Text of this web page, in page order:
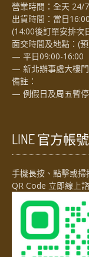
營業時間：全天 24/7
出貨時間：當日
(14:00後訂單安排次
面交時間及地點：(
— 平日09:00-16:00
— 新北辦事處大樓
備註：
— 例假日及周五暫
LINE 官方帳號
手機長按、點擊或掃
QR Code 立即線上諮